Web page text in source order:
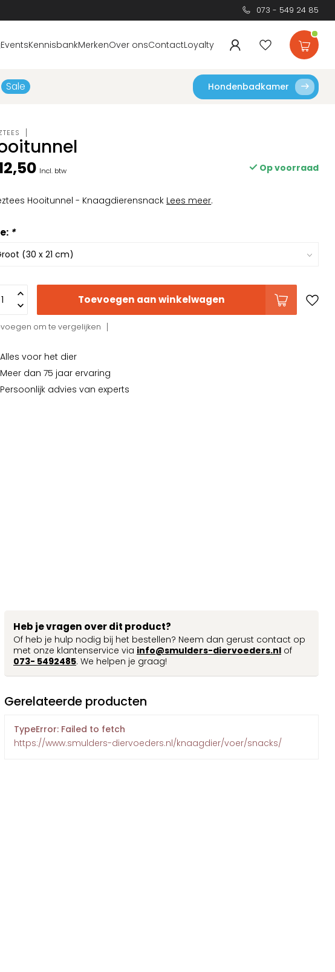
073 - 549 24 85
EventsKennisbankMerkenOver onsContactLoyalty
Sale Hondenbadkamer
Incl. btw Op voorraad
Hooitunnel - Knaagdierensnack Lees meer.
*
Toevoegen aan winkelwagen
om te vergelijken
Alles voor het dier
Meer dan 75 jaar ervaring
Persoonlijk advies van experts
Heb je vragen over dit product?
Of heb je hulp nodig bij het bestellen? Neem dan gerust contact op
met onze klantenservice via info@smulders-diervoeders.nl of
073- 5492485. We helpen je graag!
Gerelateerde producten
TypeError: Failed to fetch
https://www.smulders-diervoeders.nl/knaagdier/voer/snacks/